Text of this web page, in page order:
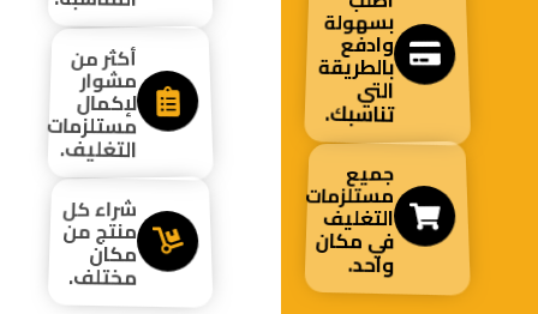
بسهولة
وادفع
بالطريقة
التي
تناسبك.
جميع
مستلزمات
التغليف
في مكان
واحد.
أكثر من
مشوار
لإكمال
مستلزمات
التغليف.
شراء كل
منتج من
مكان
مختلف.